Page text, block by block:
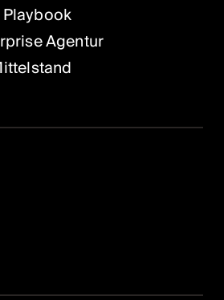
Agentur